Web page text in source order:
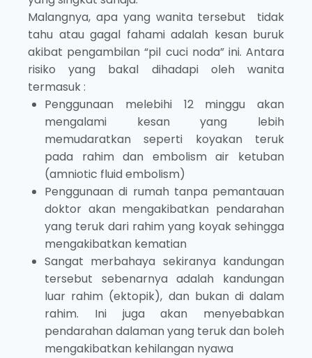
Malangnya, apa yang wanita tersebut tidak
tahu atau gagal fahami adalah kesan buruk
akibat pengambilan “pil cuci noda” ini. Antara
risiko yang bakal dihadapi oleh wanita
termasuk :
Penggunaan melebihi 12 minggu akan
mengalami kesan yang lebih
memudaratkan seperti koyakan teruk
pada rahim dan embolism air ketuban
(amniotic fluid embolism)
Penggunaan di rumah tanpa pemantauan
doktor akan mengakibatkan pendarahan
yang teruk dari rahim yang koyak sehingga
mengakibatkan kematian
Sangat merbahaya sekiranya kandungan
tersebut sebenarnya adalah kandungan
luar rahim (ektopik), dan bukan di dalam
rahim. Ini juga akan menyebabkan
pendarahan dalaman yang teruk dan boleh
mengakibatkan kehilangan nyawa